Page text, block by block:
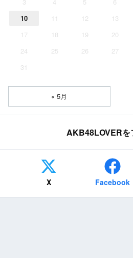
10
11 12 13
17
18 19 20
24
25 26 27
31
« 5月
AKB48LOVERを
X Facebook